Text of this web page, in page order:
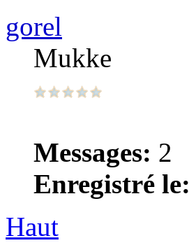
gorel
Mukke
Messages: 2
Enregistré le:
Haut